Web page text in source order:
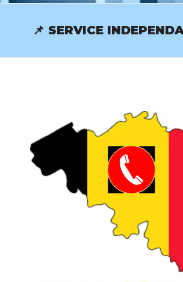
📌 SERVICE